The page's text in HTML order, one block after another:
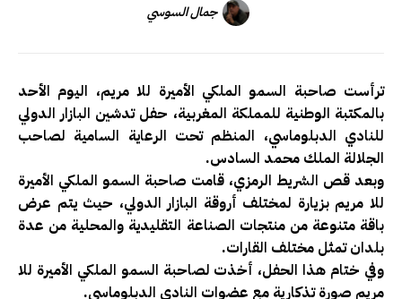
جمال السوسي
ترأست صاحبة السمو الملكي الأميرة للا مريم، اليوم الأحد
بالمكتبة الوطنية للمملكة المغربية، حفل تدشين البازار الدولي
للنادي الدبلوماسي، المنظم تحت الرعاية السامية لصاحب
الجلالة الملك محمد السادس.
وبعد قص الشريط الرمزي، قامت صاحبة السمو الملكي الأميرة
للا مريم بزيارة لمختلف أروقة البازار الدولي، حيث يتم عرض
باقة متنوعة من منتجات الصناعة التقليدية والمحلية من عدة
بلدان تمثل مختلف القارات.
وفي ختام هذا الحفل، أخذت لصاحبة السمو الملكي الأميرة للا
مريم صورة تذكارية مع عضوات النادي الدبلوماسي.